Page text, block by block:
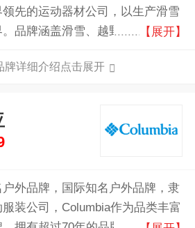
先的运动器材公司，以生产滑雪
品牌涵盖滑雪、越野跑、徒步和
户外爱好者的喜爱。
【展开】
牌详细介绍点击展开
3
外品牌，国际知名户外品牌，隶
装公司，Columbia作为品类丰富